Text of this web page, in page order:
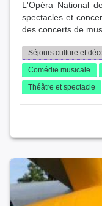
L'Opéra National
spectacles et
des concerts de
Séjours culture et
Comédie musicale
Théâtre et spectacle